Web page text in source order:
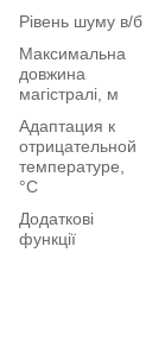
Рівень шуму в/б
Максимальна
довжина
магістралі, м
Адаптация к
отрицательной
температуре,
°C
Додаткові
функції